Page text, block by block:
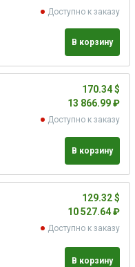
Доступно к заказу
В корзину
170.34 $
13 866.99 ₽
Доступно к заказу
В корзину
129.32 $
10 527.64 ₽
Доступно к заказу
В корзину